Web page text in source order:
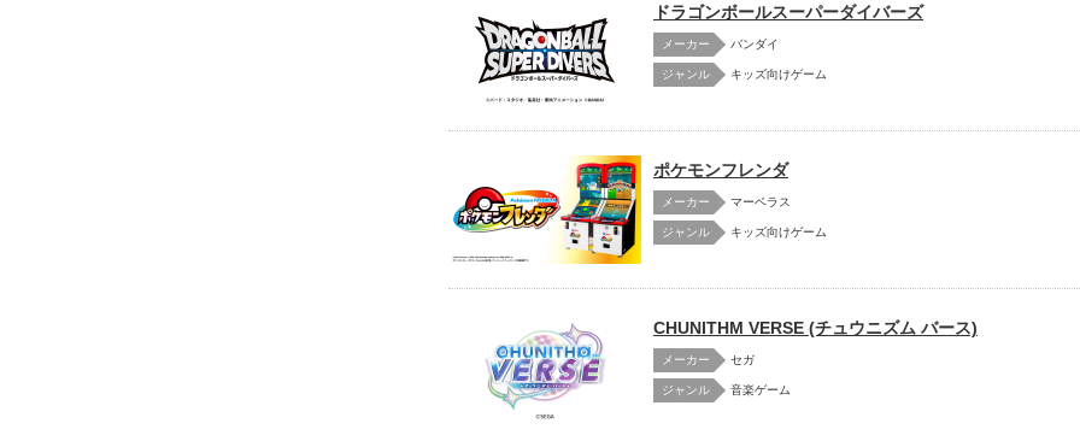
ドラゴンボールスーパーダイバーズ
メーカー バンダイ
キッズ向けゲーム
ポケモンフレンダ
メーカー マーベラス
キッズ向けゲーム
CHUNITHM VERSE (チュウニズム バース)
メーカー セガ
音楽ゲーム